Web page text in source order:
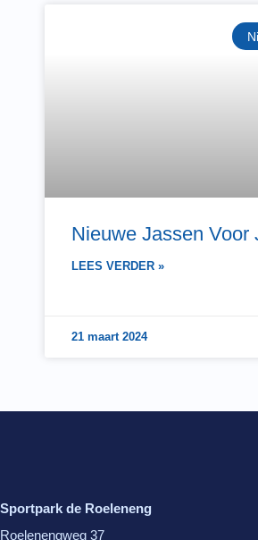
Nieuwe Jassen Voor
LEES VERDER »
21 maart 2024
Sportpark de Roeleneng
Roelenengweg 37